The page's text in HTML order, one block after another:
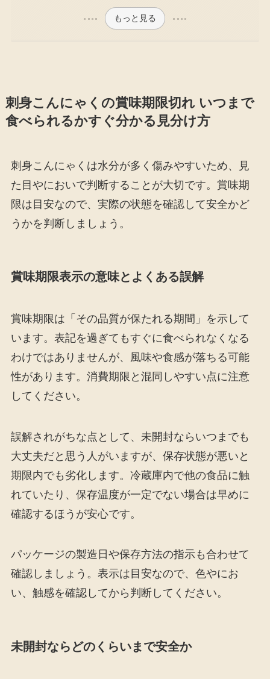
もっと見る
刺身こんにゃくの賞味期限切れ いつまで
食べられるかすぐ分かる見分け方
刺身こんにゃくは水分が多く傷みやすいため、見
た目やにおいで判断することが大切です。賞味期
限は目安なので、実際の状態を確認して安全かど
うかを判断しましょう。
賞味期限表示の意味とよくある誤解
賞味期限は「その品質が保たれる期間」を示して
います。表記を過ぎてもすぐに食べられなくなる
わけではありませんが、風味や食感が落ちる可能
性があります。消費期限と混同しやすい点に注意
してください。
誤解されがちな点として、未開封ならいつまでも
大丈夫だと思う人がいますが、保存状態が悪いと
期限内でも劣化します。冷蔵庫内で他の食品に触
れていたり、保存温度が一定でない場合は早めに
確認するほうが安心です。
パッケージの製造日や保存方法の指示も合わせて
確認しましょう。表示は目安なので、色やにお
い、触感を確認してから判断してください。
未開封ならどのくらいまで安全か